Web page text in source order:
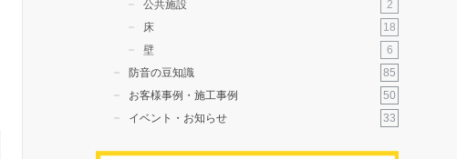
公共施設
2
床
18
壁
6
防音の豆知識
85
お客様事例・施工事例
50
イベント・お知らせ
33